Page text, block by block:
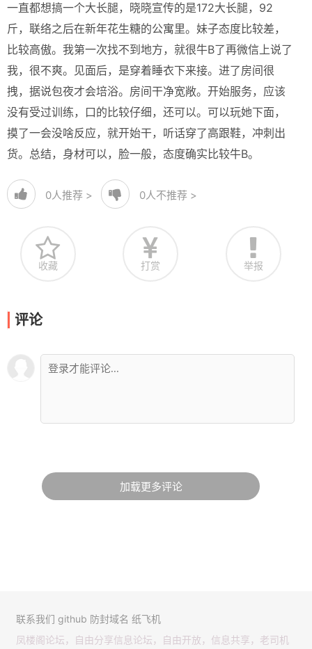
一直都想搞一个大长腿，晓晓宣传的是172大长腿，92
斤，联络之后在新年花生糖的公寓里。妹子态度比较差，
比较高傲。我第一次找不到地方，就很牛B了再微信上说了
我，很不爽。见面后，是穿着睡衣下来接。进了房间很
拽，据说包夜才会培浴。房间干净宽敞。开始服务，应该
没有受过训练，口的比较仔细，还可以。可以玩她下面，
摸了一会没啥反应，就开始干，听话穿了高跟鞋，冲刺出
货。总结，身材可以，脸一般，态度确实比较牛B。
0人推荐 > 0人不推荐 >
收藏 打赏 举报
评论
加载更多评论
联系我们 github 防封域名 纸飞机
凤楼阁论坛，自由分享信息论坛，自由开放，信息共享，老司机